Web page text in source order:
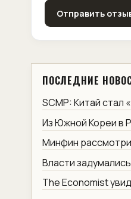
Отправить
ПОСЛЕДНИЕ
SCMP: Китай стал
Из Южной Кореи в
Минфин
Власти
The Economist